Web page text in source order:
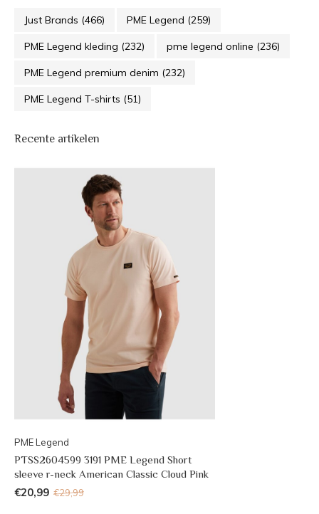
Just Brands (466) PME Legend (259)
PME Legend kleding (232) pme legend online (236)
PME Legend premium denim (232)
PME Legend T-shirts (51)
Recente artikelen
PME Legend
PTSS2604599 3191 PME Legend Short
sleeve r-neck American Classic Cloud Pink
€20,99 €29,99